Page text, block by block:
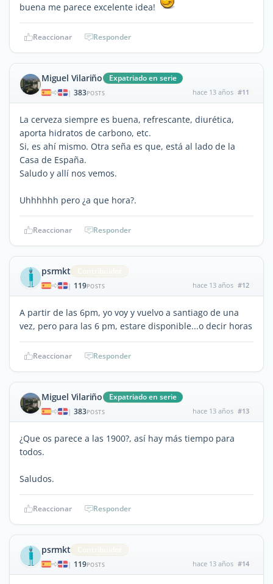
buena me parece excelente idea!
Reaccionar Responder
Miguel Vilariño Expatriado en serie
| 383POSTS hace 13 años #11
La cerveza siempre es buena, refrescante, diurética,
aporta hidratos de carbono, etc.
Si, es ahí mismo. Otra seña es que, está al lado de la
Casa de España.
Saludo y allí nos vemos.
Uhhhhhh pero ¿a que hora?.
Reaccionar Responder
psrmkt
| 119POSTS hace 13 años #12
A partir de las 6pm, yo voy y vuelvo a santiago de una
vez, pero para las 6 pm, estare disponible...o decir horas
Reaccionar Responder
Miguel Vilariño Expatriado en serie
| 383POSTS hace 13 años #13
¿Que os parece a las 1900?, así hay más tiempo para
todos.
Saludos.
Reaccionar Responder
psrmkt
| 119POSTS hace 13 años #14